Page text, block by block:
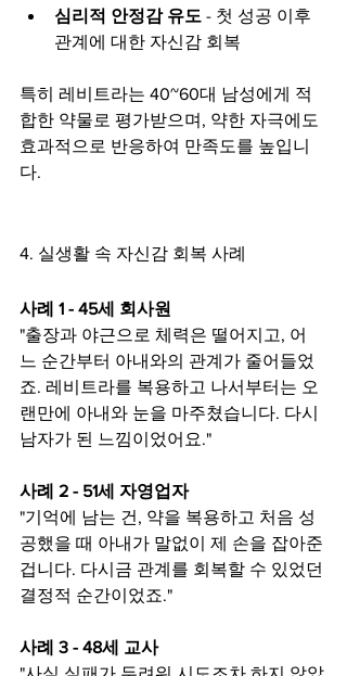
심리적 안정감 유도 - 첫 성공 이후
관계에 대한 자신감 회복
특히 레비트라는 40~60대 남성에게 적
합한 약물로 평가받으며, 약한 자극에도
효과적으로 반응하여 만족도를 높입니
다.
4. 실생활 속 자신감 회복 사례
사례 1 - 45세 회사원
"출장과 야근으로 체력은 떨어지고, 어
느 순간부터 아내와의 관계가 줄어들었
죠. 레비트라를 복용하고 나서부터는 오
랜만에 아내와 눈을 마주쳤습니다. 다시
남자가 된 느낌이었어요."
사례 2 - 51세 자영업자
"기억에 남는 건, 약을 복용하고 처음 성
공했을 때 아내가 말없이 제 손을 잡아준
겁니다. 다시금 관계를 회복할 수 있었던
결정적 순간이었죠."
사례 3 - 48세 교사